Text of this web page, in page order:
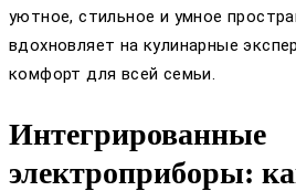
уютное, стильное и умное
вдохновляет на кулинарные
комфорт для всей семьи.
Интегрированные
электроприборы: